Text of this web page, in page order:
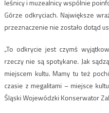
leśnicy i muzealnicy wspólnie
Górze odkryciach. Największe
przeznaczenie nie zostało dotąd
„To odkrycie jest czymś
rzeczy nie są spotykane. Jak
miejscem kultu. Mamy tu też
czasie z megalitami – miejsce
Śląski Wojewódzki Konserwator